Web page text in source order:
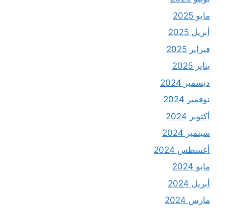
مايو 2025
أبريل 2025
فبراير 2025
يناير 2025
ديسمبر 2024
نوفمبر 2024
أكتوبر 2024
سبتمبر 2024
أغسطس 2024
مايو 2024
أبريل 2024
مارس 2024